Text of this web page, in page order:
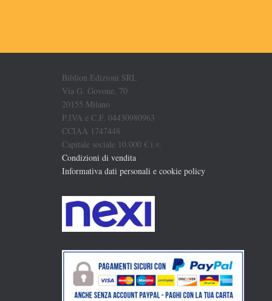
Biblion Edizioni SRL
Via G. Govone, 70
20155 Milano
P.IVA e C.F. 04430980963
CCIAA 1747448
Capitale sociale 10.000 € i.v.
Condizioni di vendita
Informativa dati personali e cookie policy